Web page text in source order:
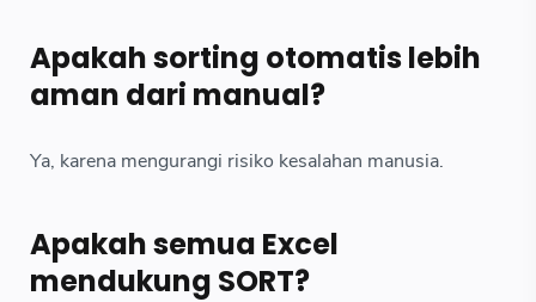
Apakah sorting otomatis lebih
aman dari manual?
Ya, karena mengurangi risiko kesalahan manusia.
Apakah semua Excel
mendukung SORT?